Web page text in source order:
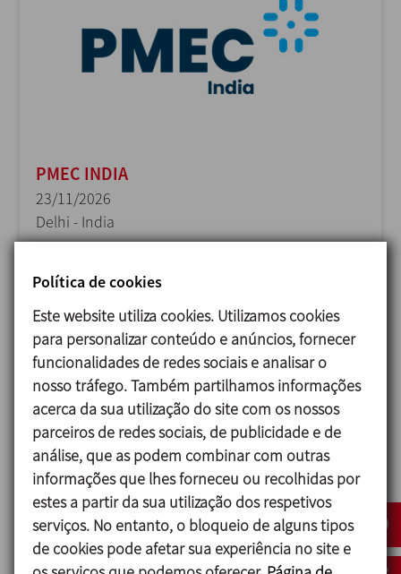
PMEC INDIA
23/11/2026
Delhi - India
ANUGA FOODTEC
23/02/2027
Cologne - Germany
Política de cookies
Este website utiliza cookies. Utilizamos cookies
para personalizar conteúdo e anúncios, fornecer
funcionalidades de redes sociais e analisar o
nosso tráfego. Também partilhamos informações
acerca da sua utilização do site com os nossos
parceiros de redes sociais, de publicidade e de
análise, que as podem combinar com outras
informações que lhes forneceu ou recolhidas por
estes a partir da sua utilização dos respetivos
serviços. No entanto, o bloqueio de alguns tipos
de cookies pode afetar sua experiência no site e